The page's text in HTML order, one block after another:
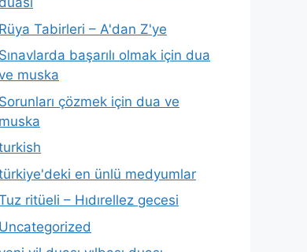
Rüya Tabirleri – A'dan Z'ye
Sınavlarda başarılı olmak için dua
muska
Sorunları çözmek için dua ve
muska
en ünlü medyumlar
ritüeli – Hıdırellez gecesi
Uncategorized